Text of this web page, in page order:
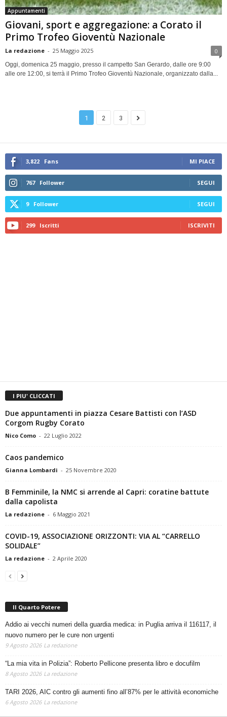
Appuntamenti
Giovani, sport e aggregazione: a Corato il
Primo Trofeo Gioventù Nazionale
La redazione - 25 Maggio 2025 0
Oggi, domenica 25 maggio, presso il campetto San Gerardo, dalle ore 9:00
alle ore 12:00, si terrà il Primo Trofeo Gioventù Nazionale, organizzato dalla...
1 2 3
3,822 Fans MI PIACE
767 Follower SEGUI
9 Follower SEGUI
299 Iscritti ISCRIVITI
I PIU' CLICCATI
Due appuntamenti in piazza Cesare Battisti con l’ASD
Corgom Rugby Corato
Nico Como - 22 Luglio 2022
Caos pandemico
Gianna Lombardi - 25 Novembre 2020
B Femminile, la NMC si arrende al Capri: coratine battute
dalla capolista
La redazione - 6 Maggio 2021
COVID-19, ASSOCIAZIONE ORIZZONTI: VIA AL “CARRELLO
SOLIDALE”
La redazione - 2 Aprile 2020
Il Quarto Potere
Addio ai vecchi numeri della guardia medica: in Puglia arriva il 116117, il
nuovo numero per le cure non urgenti
9 Agosto 2026 La redazione
“La mia vita in Polizia”: Roberto Pellicone presenta libro e docufilm
8 Agosto 2026 La redazione
TARI 2026, AIC contro gli aumenti fino all’87% per le attività economiche
6 Agosto 2026 La redazione